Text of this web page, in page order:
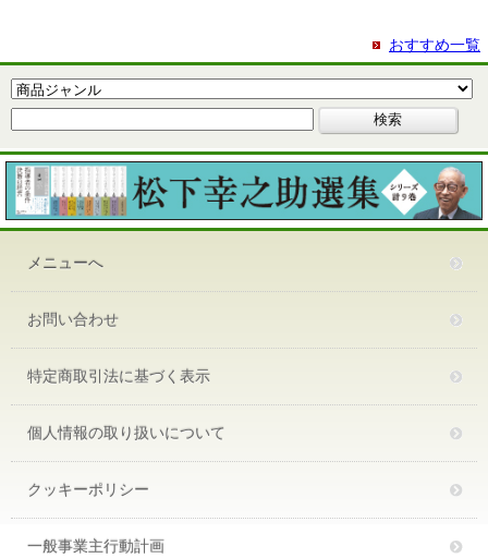
おすすめ一覧
メニューへ
お問い合わせ
特定商取引法に基づく表示
個人情報の取り扱いについて
クッキーポリシー
一般事業主行動計画